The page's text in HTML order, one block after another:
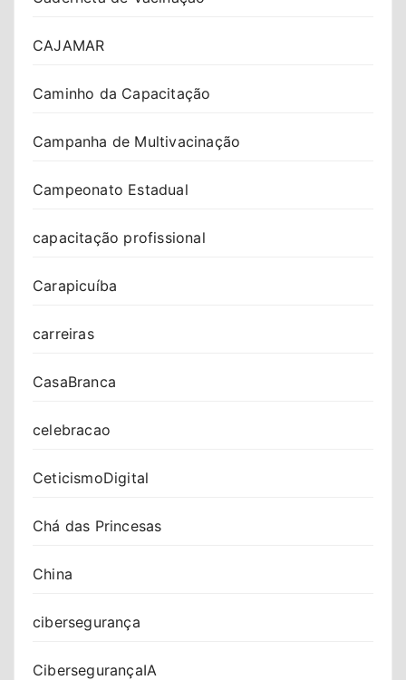
CAJAMAR
Caminho da Capacitação
Campanha de Multivacinação
Campeonato Estadual
capacitação profissional
Carapicuíba
carreiras
CasaBranca
celebracao
CeticismoDigital
Chá das Princesas
China
cibersegurança
CibersegurançaIA